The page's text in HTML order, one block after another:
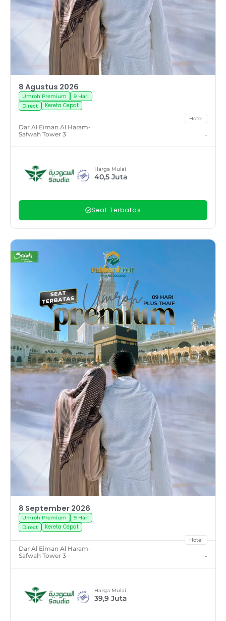
8 Agustus 2026
Umroh Premium
9 Hari
Direct
Kereta Cepat
Hotel
Dar Al Eiman Al Haram-
Safwah Tower 3
-
Harga Mulai
40,5 Juta
Seat Terbatas
8 September 2026
Umroh Premium
9 Hari
Direct
Kereta Cepat
Hotel
Dar Al Eiman Al Haram-
Safwah Tower 3
-
Harga Mulai
39,9 Juta